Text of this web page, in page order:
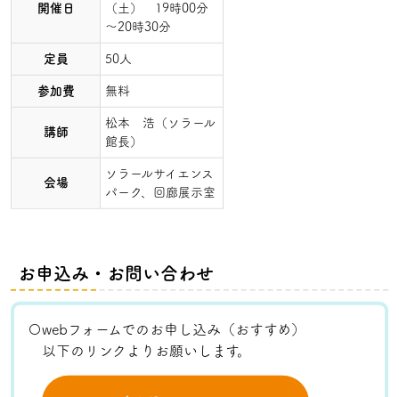
開催日
（土） 19時00分
～20時30分
定員 50人
参加費 無料
講師
松本 浩（ソラール
館長）
会場
ソラールサイエンス
パーク、回廊展示室
お申込み・お問い合わせ
〇webフォームでのお申し込み（おすすめ）
以下のリンクよりお願いします。